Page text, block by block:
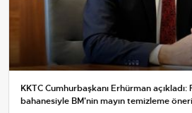
KKTC Cumhurbaşkanı Erhürman
bahanesiyle BM'nin mayın temizleme